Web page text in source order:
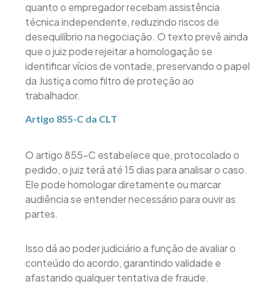
quanto o empregador recebam assistência
técnica independente, reduzindo riscos de
desequilíbrio na negociação. O texto prevê ainda
que o juiz pode rejeitar a homologação se
identificar vícios de vontade, preservando o papel
da Justiça como filtro de proteção ao
trabalhador.
Artigo 855-C da CLT
O artigo 855-C estabelece que, protocolado o
pedido, o juiz terá até 15 dias para analisar o caso.
Ele pode homologar diretamente ou marcar
audiência se entender necessário para ouvir as
partes.
Isso dá ao poder judiciário a função de avaliar o
conteúdo do acordo, garantindo validade e
afastando qualquer tentativa de fraude.